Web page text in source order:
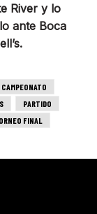
River y lo
ante Boca
CAMPEONATO
PARTIDO
FINAL